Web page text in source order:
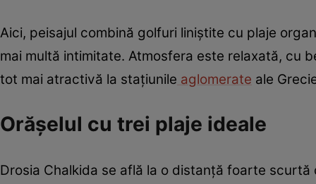
Aici, peisajul combină golfuri liniștite cu plaje
mai multă intimitate. Atmosfera este relaxată, cu
tot mai atractivă la stațiunile aglomerate ale
Orășelul cu trei plaje ideale
Drosia Chalkida se află la o distanță foarte